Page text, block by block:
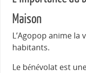
Maison
L’Agopop anime la
habitants.
Le bénévolat est